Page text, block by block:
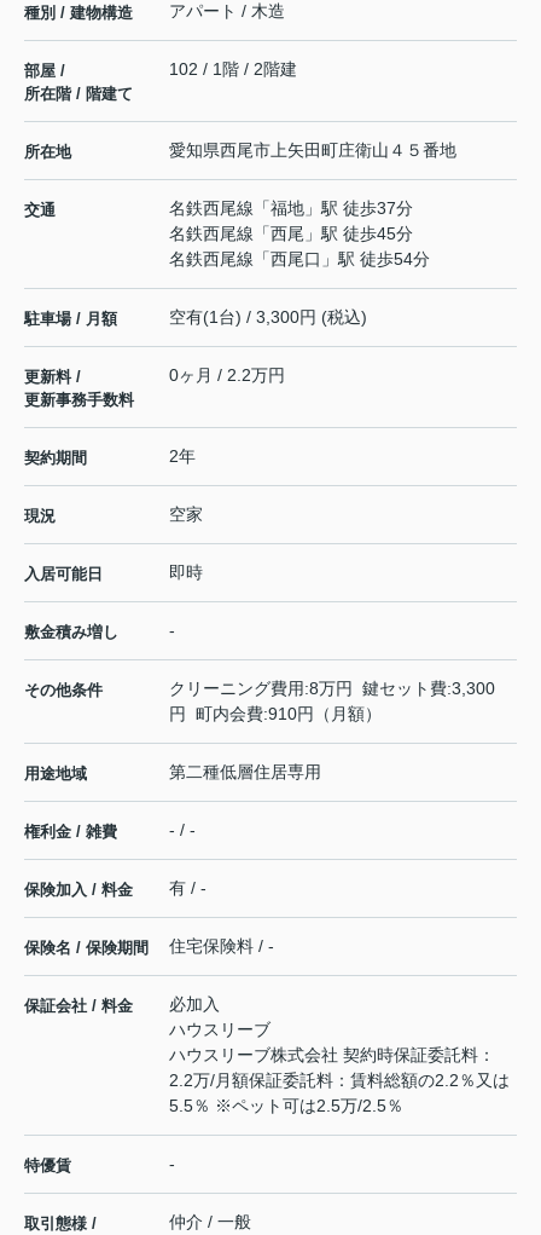
種別 / 建物構造 アパート / 木造
部屋 /
所在階 / 階建て
102 / 1階 / 2階建
所在地 愛知県西尾市 上矢田町庄衛山４５番地
交通 名鉄西尾線 「福地 」駅 徒歩37分
名鉄西尾線 「西尾 」駅 徒歩45分
名鉄西尾線 「西尾口 」駅 徒歩54分
駐車場 / 月額 空有(1台) / 3,300円 (税込)
更新料 /
更新事務手数料
0ヶ月 / 2.2万円
契約期間 2年
現況 空家
入居可能日 即時
敷金積み増し -
その他条件
クリーニング費用:8万円 鍵セット費:3,300
円 町内会費:910円（月額）
用途地域 第二種低層住居専用
権利金 / 雑費 - / -
保険加入 / 料金 有 / -
保険名 / 保険期間 住宅保険料 / -
保証会社 / 料金
必加入
ハウスリーブ
ハウスリーブ株式会社 契約時保証委託料：
2.2万/月額保証委託料：賃料総額の2.2％又は
5.5％ ※ペット可は2.5万/2.5％
特優賃 -
取引態様 /
仲介 / 一般